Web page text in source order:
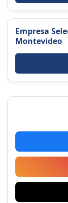
Empresa
Montevideo